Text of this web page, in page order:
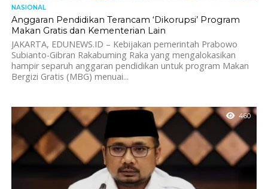
NASIONAL
Anggaran Pendidikan Terancam ‘Dikorupsi’ Program
Makan Gratis dan Kementerian Lain
JAKARTA, EDUNEWS.ID – Kebijakan pemerintah Prabowo
Subianto-Gibran Rakabuming Raka yang mengalokasikan
hampir separuh anggaran pendidikan untuk program Makan
Bergizi Gratis (MBG) menuai...
460